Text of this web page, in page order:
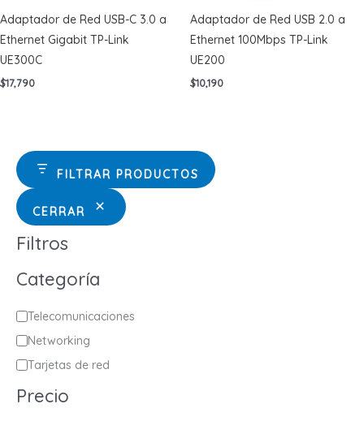
FILTRAR PRODUCTOS
CERRAR
Filtros
Categoría
C
a
t
g
Telecomunicaciones
Networking
Tarjetas de red
Precio
Adaptador de Red USB-C 3.0 a
Ethernet Gigabit TP-Link
UE300C
$17,790
Adaptador de Red USB 2.0 a
Ethernet 100Mbps TP-Link
UE200
$10,190